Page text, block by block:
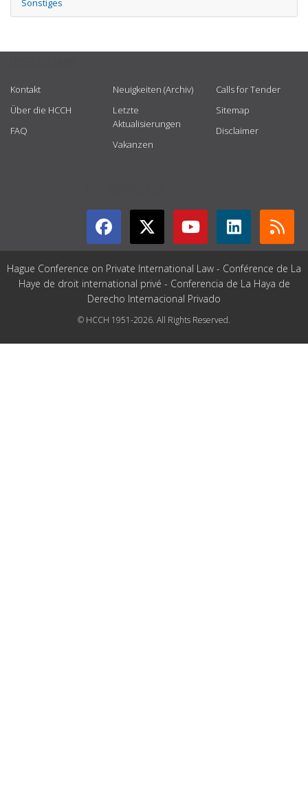
Sonstiges
Kontakt
Über die HCCH
FAQ
Neuigkeiten (Archiv)
Letzte
Aktualisierungen
Vakanzen
Calls for Tender
Sitemap
Disclaimer
Hague Conference on Private International Law - Conférence de La
Haye de droit international privé - Conferencia de La Haya de
Derecho Internacional Privado
© HCCH 1951-2026. All Rights Reserved.